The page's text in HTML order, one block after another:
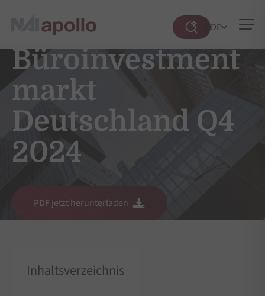
Suche
öffnen
DE
Büroinvestment
markt
Deutschland Q4
2024
PDF jetzt herunterladen
Inhaltsverzeichnis